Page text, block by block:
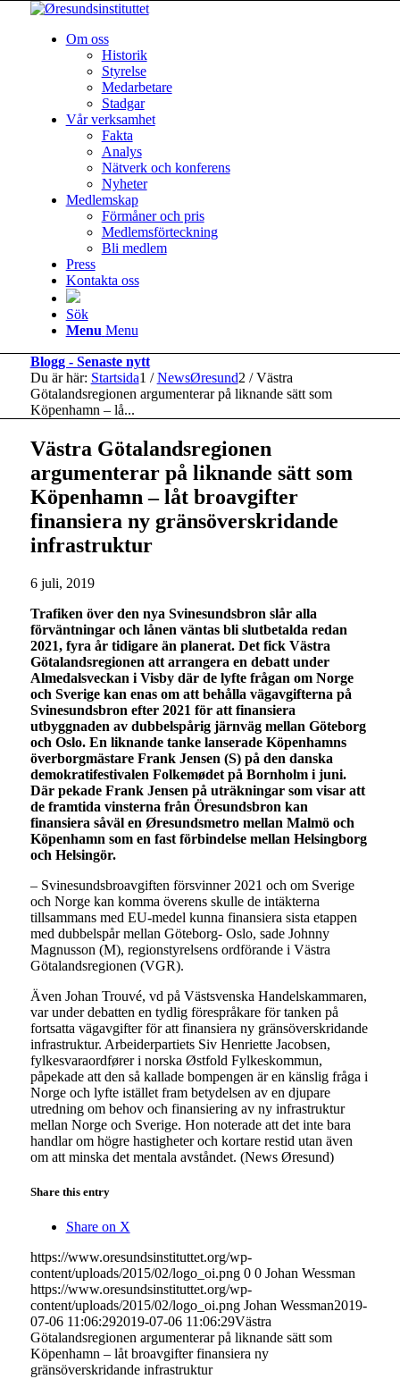
Om oss
Historik
Styrelse
Medarbetare
Stadgar
Vår verksamhet
Fakta
Analys
Nätverk och konferens
Nyheter
Medlemskap
Förmåner och pris
Medlemsförteckning
Bli medlem
Press
Kontakta oss
Sök
Menu Menu
Blogg - Senaste nytt
Du är här: Startsida1 / NewsØresund2 / Västra
Götalandsregionen argumenterar på liknande sätt som
Köpenhamn – lå...
Västra Götalandsregionen
argumenterar på liknande sätt som
Köpenhamn – låt broavgifter
finansiera ny gränsöverskridande
infrastruktur
6 juli, 2019
Trafiken över den nya Svinesundsbron slår alla
förväntningar och lånen väntas bli slutbetalda redan
2021, fyra år tidigare än planerat. Det fick Västra
Götalandsregionen att arrangera en debatt under
Almedalsveckan i Visby där de lyfte frågan om Norge
och Sverige kan enas om att behålla vägavgifterna på
Svinesundsbron efter 2021 för att finansiera
utbyggnaden av dubbelspårig järnväg mellan Göteborg
och Oslo. En liknande tanke lanserade Köpenhamns
överborgmästare Frank Jensen (S) på den danska
demokratifestivalen Folkemødet på Bornholm i juni.
Där pekade Frank Jensen på uträkningar som visar att
de framtida vinsterna från Öresundsbron kan
finansiera såväl en Øresundsmetro mellan Malmö och
Köpenhamn som en fast förbindelse mellan Helsingborg
och Helsingör.
– Svinesundsbroavgiften försvinner 2021 och om Sverige
och Norge kan komma överens skulle de intäkterna
tillsammans med EU-medel kunna finansiera sista etappen
med dubbelspår mellan Göteborg- Oslo, sade Johnny
Magnusson (M), regionstyrelsens ordförande i Västra
Götalandsregionen (VGR).
Även Johan Trouvé, vd på Västsvenska Handelskammaren,
var under debatten en tydlig förespråkare för tanken på
fortsatta vägavgifter för att finansiera ny gränsöverskridande
infrastruktur. Arbeiderpartiets Siv Henriette Jacobsen,
fylkesvaraordfører i norska Østfold Fylkeskommun,
påpekade att den så kallade bompengen är en känslig fråga i
Norge och lyfte istället fram betydelsen av en djupare
utredning om behov och finansiering av ny infrastruktur
mellan Norge och Sverige. Hon noterade att det inte bara
handlar om högre hastigheter och kortare restid utan även
om att minska det mentala avståndet. (News Øresund)
Share this entry
Share on X
https://www.oresundsinstituttet.org/wp-
content/uploads/2015/02/logo_oi.png 0 0 Johan Wessman
https://www.oresundsinstituttet.org/wp-
content/uploads/2015/02/logo_oi.png Johan Wessman2019-
07-06 11:06:292019-07-06 11:06:29Västra
Götalandsregionen argumenterar på liknande sätt som
Köpenhamn – låt broavgifter finansiera ny
gränsöverskridande infrastruktur